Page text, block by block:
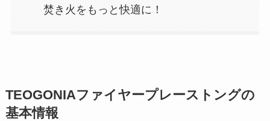
焚き火をもっと快適に！
TEOGONIAファイヤープレーストングの
基本情報